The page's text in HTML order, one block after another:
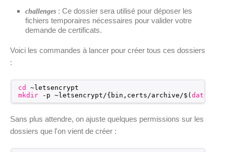
challenges : Ce dossier sera utilisé pour déposer les
fichiers temporaires nécessaires pour valider votre
demande de certificats.
Voici les commandes à lancer pour créer tous ces dossiers
:
cd
~letsencrypt
mkdir
-p ~letsencrypt/{bin,certs/archive/$(date
Sans plus attendre, on ajuste quelques permissions sur les
dossiers que l'on vient de créer :